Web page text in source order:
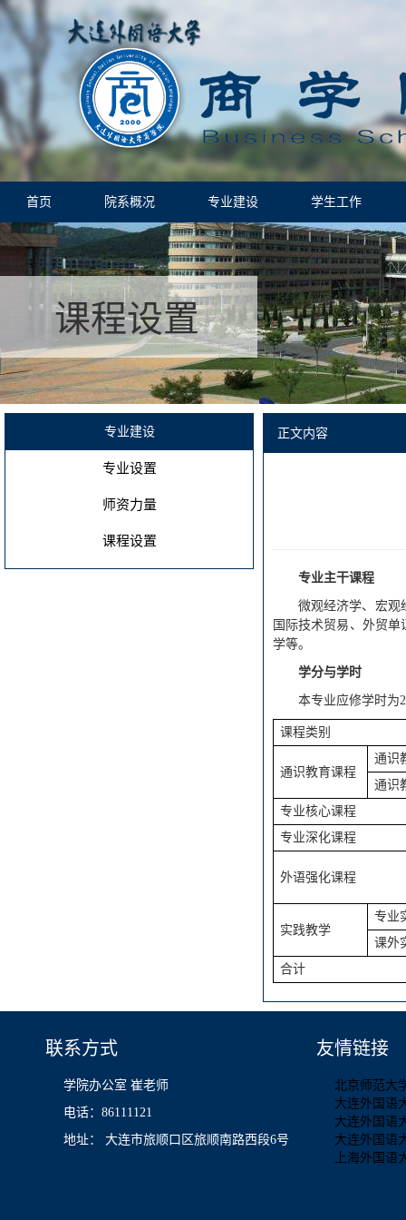
首页 院系概况 专业建设 学生工作
课程设置
专业建设
专业设置
师资力量
课程设置
正文内容
专业主干课程
微观经济学、宏观
国际技术贸易、外贸
学等。
学分与学时
本专业应修学时为
课程类别
通识教育课程
通识
通识
专业核心课程
专业深化课程
外语强化课程
实践教学
专业
课外
合计
联系方式
学院办公室 崔老师
电话：86111121
地址： 大连市旅顺口区旅顺南路西段6号
友情链接
北京师范大
大连外国语
大连外国语
大连外国语
上海外国语